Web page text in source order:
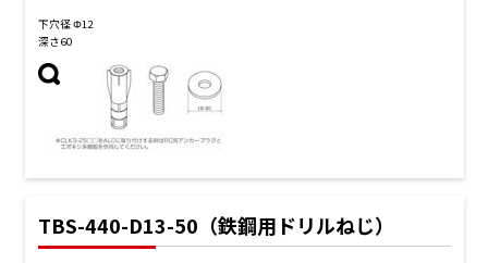
下穴径 Φ12
深さ 60
TBS-440-D13-50（鉄鋼用ドリルねじ）